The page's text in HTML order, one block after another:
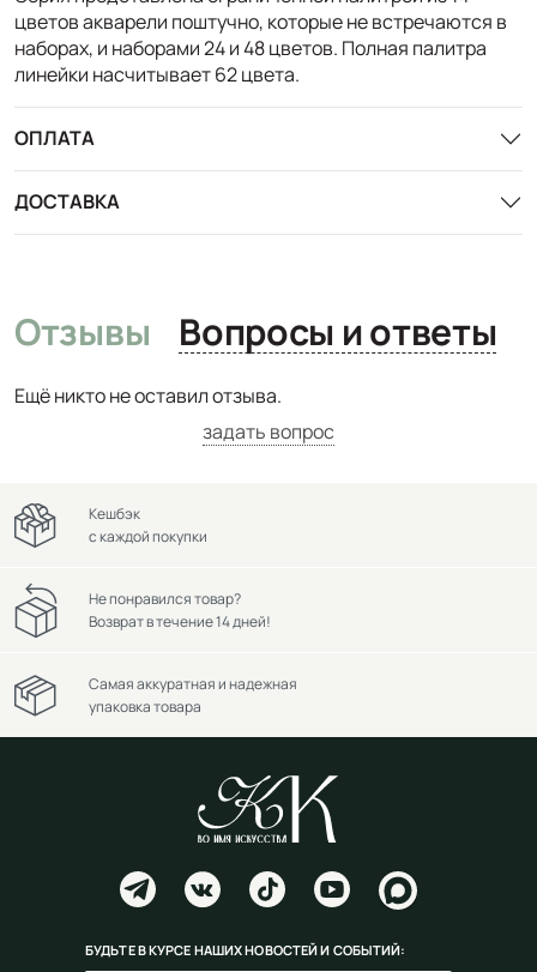
цветов акварели поштучно, которые не встречаются в
наборах, и наборами 24 и 48 цветов. Полная палитра
линейки насчитывает 62 цвета.
ОПЛАТА
ДОСТАВКА
Отзывы Вопросы и ответы
Ещё никто не оставил отзыва.
задать вопрос
Кешбэк
с каждой покупки
Не понравился товар?
Возврат в течение 14 дней!
Самая аккуратная и надежная
упаковка товара
БУДЬТЕ В КУРСЕ НАШИХ НОВОСТЕЙ И СОБЫТИЙ: